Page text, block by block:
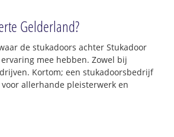
Gelderland?
de stukadoors achter Stukadoor
mee hebben. Zowel bij
Kortom; een stukadoorsbedrijf
allerhande pleisterwerk en